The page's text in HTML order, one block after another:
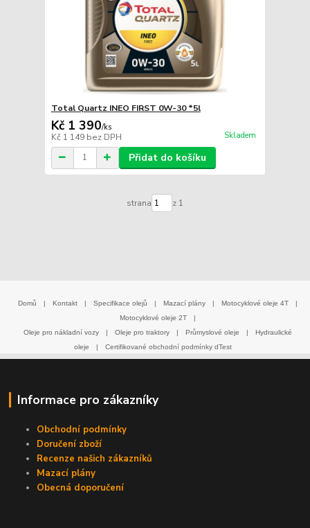
Total Quartz INEO FIRST 0W-30 *5l
Kč 1 390/ks
Kč 1 149 bez DPH Skladem
Přidat do košíku
strana z 1
Domů | Kontakt | Specifikace olejů | Mazací plány | Motocyklové oleje 4T
|
Motocyklové oleje 2T
|
Oleje pro nákladní vozy
| Oleje pro traktory | Průmyslové oleje |
Hydraulické
oleje
| Certifikované obchodní podmínky dTest
Informace pro zákazníky
Obchodní podmínky
Doručení zboží
Recenze našich zákazníků
Mazací plány
Obecná doporučení